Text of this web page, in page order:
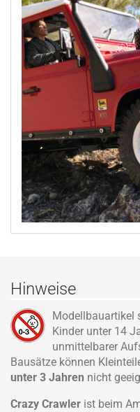
Hinweise
Modellbauartikel
Kinder unter 14
unmittelbarer
Bausätze können
unter 3 Jahren nicht
Crazy Crawler ist beim